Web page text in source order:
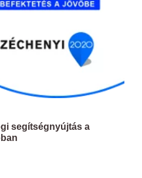
segítségnyújtás a